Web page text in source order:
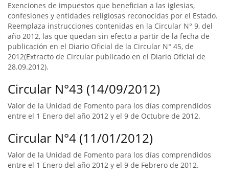
Exenciones de impuestos que benefician a las iglesias,
confesiones y entidades religiosas reconocidas por el Estado.
Reemplaza instrucciones contenidas en la Circular N° 9, del
año 2012, las que quedan sin efecto a partir de la fecha de
publicación en el Diario Oficial de la Circular N° 45, de
2012(Extracto de Circular publicado en el Diario Oficial de
28.09.2012).
Circular N°43 (14/09/2012)
Valor de la Unidad de Fomento para los días comprendidos
entre el 1 Enero del año 2012 y el 9 de Octubre de 2012.
Circular N°4 (11/01/2012)
Valor de la Unidad de Fomento para los días comprendidos
entre el 1 Enero del año 2012 y el 9 de Febrero de 2012.